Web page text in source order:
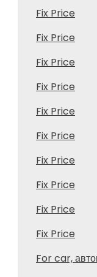
Fix Price
Fix Price
Fix Price
Fix Price
Fix Price
Fix Price
Fix Price
Fix Price
Fix Price
Fix Price
For car,